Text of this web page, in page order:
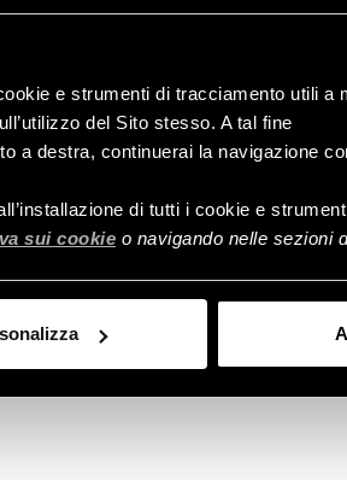
e strumenti di tracciamento utili a
del Sito stesso. A tal fine
a destra, continuerai la navigazione
di tutti i cookie e
sui cookie o navigando nelle sezioni
ordine